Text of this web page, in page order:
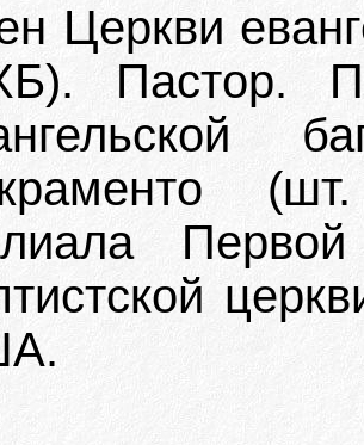
Церкви
Пастор.
Первой